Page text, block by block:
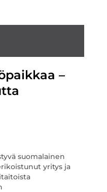
–
suomalainen
yritys ja